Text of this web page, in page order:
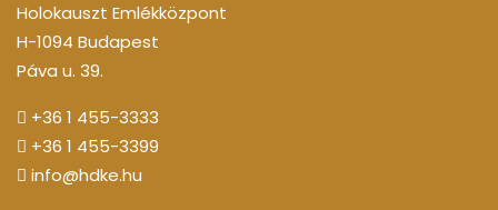
Holokauszt Emlékközpont
H-1094 Budapest
Páva u. 39.
+36 1 455-3333
+36 1 455-3399
info@hdke.hu